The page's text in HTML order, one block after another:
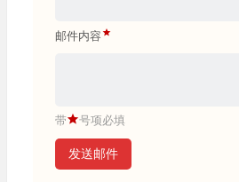
邮件内容
带 号项必填
发送邮件